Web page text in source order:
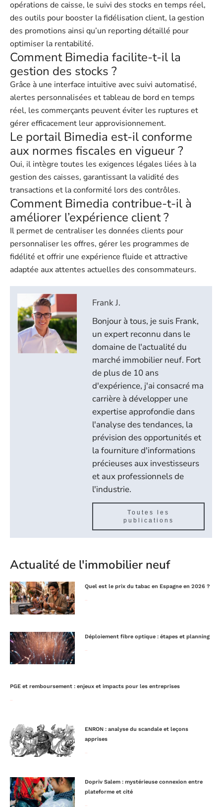
opérations de caisse, le suivi des stocks en temps réel,
des outils pour booster la fidélisation client, la gestion
des promotions ainsi qu’un reporting détaillé pour
optimiser la rentabilité.
Comment Bimedia facilite-t-il la
gestion des stocks ?
Grâce à une interface intuitive avec suivi automatisé,
alertes personnalisées et tableau de bord en temps
réel, les commerçants peuvent éviter les ruptures et
gérer efficacement leur approvisionnement.
Le portail Bimedia est-il conforme
aux normes fiscales en vigueur ?
Oui, il intègre toutes les exigences légales liées à la
gestion des caisses, garantissant la validité des
transactions et la conformité lors des contrôles.
Comment Bimedia contribue-t-il à
améliorer l’expérience client ?
Il permet de centraliser les données clients pour
personnaliser les offres, gérer les programmes de
fidélité et offrir une expérience fluide et attractive
adaptée aux attentes actuelles des consommateurs.
Frank J.
Bonjour à tous, je suis Frank,
un expert reconnu dans le
domaine de l'actualité du
marché immobilier neuf. Fort
de plus de 10 ans
d'expérience, j'ai consacré ma
carrière à développer une
expertise approfondie dans
l'analyse des tendances, la
prévision des opportunités et
la fourniture d'informations
précieuses aux investisseurs
et aux professionnels de
l'industrie.
Toutes les
publications
Actualité de l'immobilier neuf
Quel est le prix du tabac en Espagne en 2026 ?
Déploiement fibre optique : étapes et planning
PGE et remboursement : enjeux et impacts pour les entreprises
ENRON : analyse du scandale et leçons
apprises
Dopriv Salem : mystérieuse connexion entre
plateforme et cité